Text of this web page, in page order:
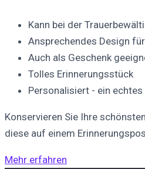
Kann bei der
Ansprechendes Design
Auch als Geschenk
Tolles Erinnerungsstück
Personalisiert - ein echtes
Konservieren Sie Ihre
diese auf einem
Mehr erfahren